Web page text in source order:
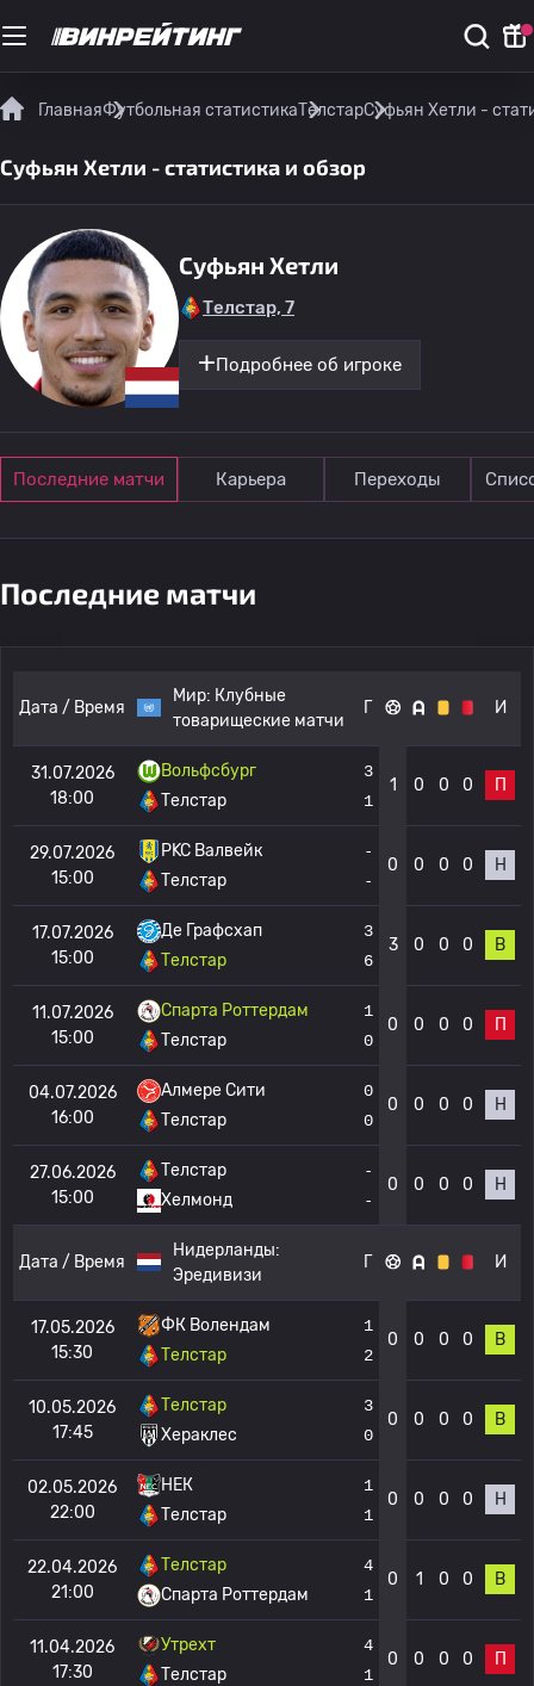
ГлавнаяФутбольная статистикаТелстарСуфьян Хетли -
Суфьян Хетли - статистика и обзор
Суфьян Хетли
Телстар, 7
Подробнее об игроке
Последние матчи Карьера Переходы
Последние матчи
Дата / Время
Мир: Клубные
товарищеские матчи
Г И
31.07.2026
18:00
Вольфсбург
Телстар
3
1
1 0 0 0 П
29.07.2026
15:00
РKC Валвейк
Телстар
-
-
0 0 0 0 Н
17.07.2026
15:00
Де Графсхап
Телстар
3
6
3 0 0 0 В
11.07.2026
15:00
Спарта Роттердам
Телстар
1
0
0 0 0 0 П
04.07.2026
16:00
Алмере Сити
Телстар
0
0
0 0 0 0 Н
27.06.2026
15:00
Телстар
Хелмонд
-
-
0 0 0 0 Н
Дата / Время
Нидерланды:
Эредивизи
Г И
17.05.2026
15:30
ФК Волендам
Телстар
1
2
0 0 0 0 В
10.05.2026
17:45
Телстар
Хераклес
3
0
0 0 0 0 В
02.05.2026
22:00
НЕК
Телстар
1
1
0 0 0 0 Н
22.04.2026
21:00
Телстар
Спарта Роттердам
4
1
0 1 0 0 В
11.04.2026
17:30
Утрехт
Телстар
4
1
0 0 0 0 П